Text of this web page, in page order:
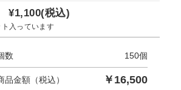
¥1,100(税込)
ト入っています
数 150個
品金額（税込） ￥ 16,500